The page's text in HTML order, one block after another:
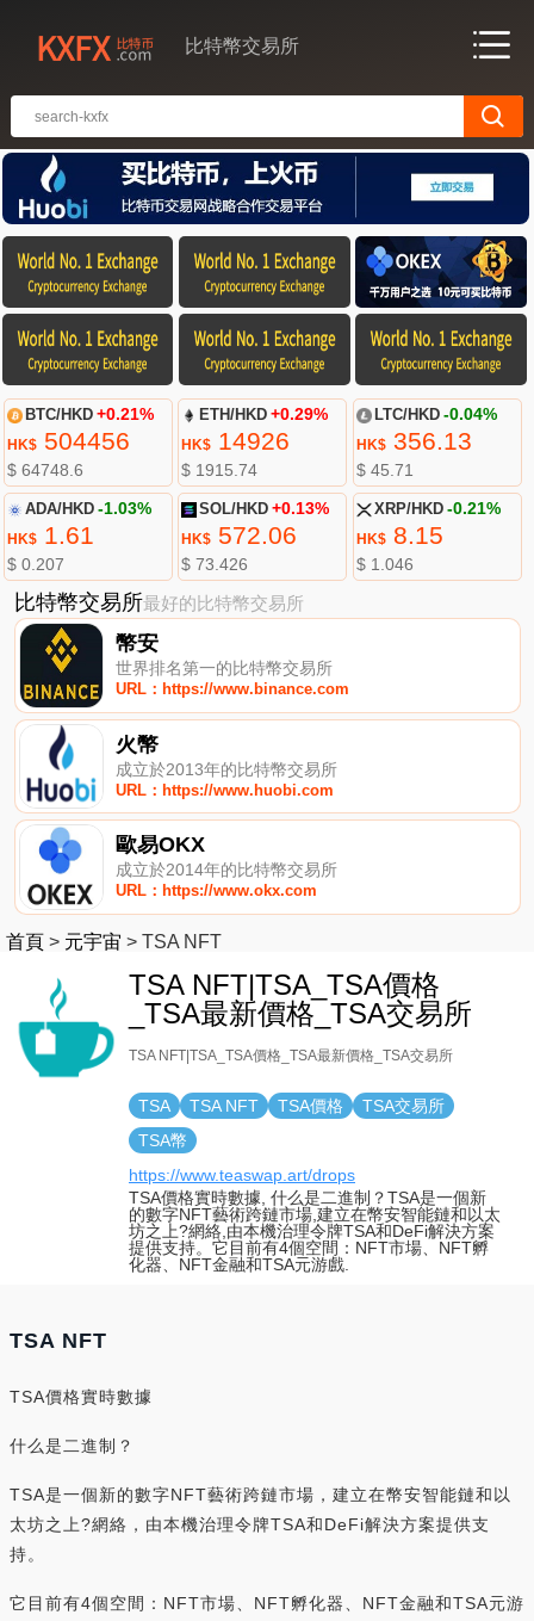
比特幣交易所
BTC/HKD +0.21%
HK$504456
$ 64748.6
ETH/HKD +0.29%
HK$ 14926
$ 1915.74
LTC/HKD -0.04%
HK$356.13
$ 45.71
ADA/HKD -1.03%
HK$1.61
$ 0.207
SOL/HKD +0.13%
HK$ 572.06
$ 73.426
XRP/HKD -0.21%
HK$8.15
$ 1.046
比特幣交易所最好的比特幣交易所
幣安
世界排名第一的比特幣交易所
URL：https://www.binance.com
火幣
成立於2013年的比特幣交易所
URL：https://www.huobi.com
歐易OKX
成立於2014年的比特幣交易所
URL：https://www.okx.com
首頁 > 元宇宙 > TSA NFT
TSA NFT|TSA_TSA價格
_TSA最新價格_TSA交易所
TSA NFT|TSA_TSA價格_TSA最新價格_TSA交易所
TSA TSA NFT TSA價格
TSA交易所
TSA幣
https://www.teaswap.art/drops
TSA價格實時數據, 什么是二進制？TSA是一個新
的數字NFT藝術跨鏈市場,建立在幣安智能鏈和以太
坊之上?網絡,由本機治理令牌TSA和DeFi解決方案
提供支持。它目前有4個空間：NFT市場、NFT孵
化器、NFT金融和TSA元游戲.
TSA NFT
TSA價格實時數據
什么是二進制？
TSA是一個新的數字NFT藝術跨鏈市場，建立在幣安智能鏈和以
太坊之上?網絡，由本機治理令牌TSA和DeFi解決方案提供支
持。
它目前有4個空間：NFT市場、NFT孵化器、NFT金融和TSA元游